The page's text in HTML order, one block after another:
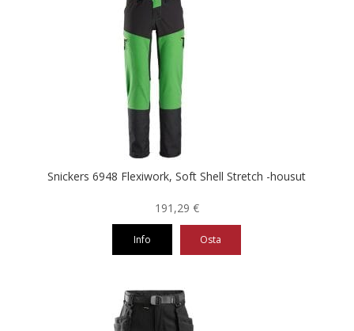
Snickers 6948 Flexiwork, Soft Shell Stretch -housut
191,29 €
Info Osta